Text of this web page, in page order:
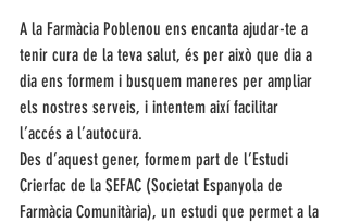
A la Farmàcia Poblenou ens encanta ajudar-te a
tenir cura de la teva salut, és per això que dia a
dia ens formem i busquem maneres per ampliar
els nostres serveis, i intentem així facilitar
l’accés a l’autocura.
Des d’aquest gener, formem part de l’Estudi
Crierfac de la SEFAC (Societat Espanyola de
Farmàcia Comunitària), un estudi que permet a la